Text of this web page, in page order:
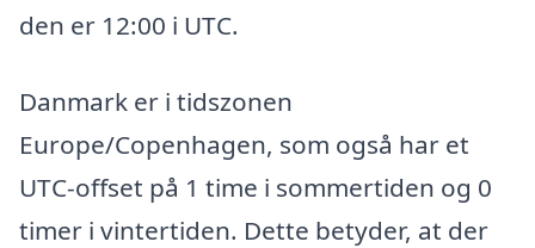
den er 12:00 i UTC.
Danmark er i tidszonen
Europe/Copenhagen, som også har et
UTC-offset på 1 time i sommertiden og 0
timer i vintertiden. Dette betyder, at der